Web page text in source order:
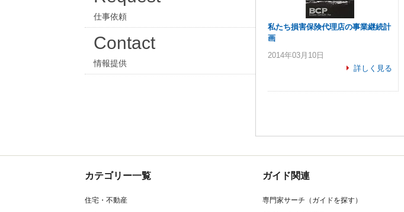
仕事依頼
Contact
情報提供
私たち損害保険代理店の事業継続計
画
2014年03月10日
詳しく見る
カテゴリー一覧
住宅・不動産
ガイド関連
専門家サーチ（ガイドを探す）